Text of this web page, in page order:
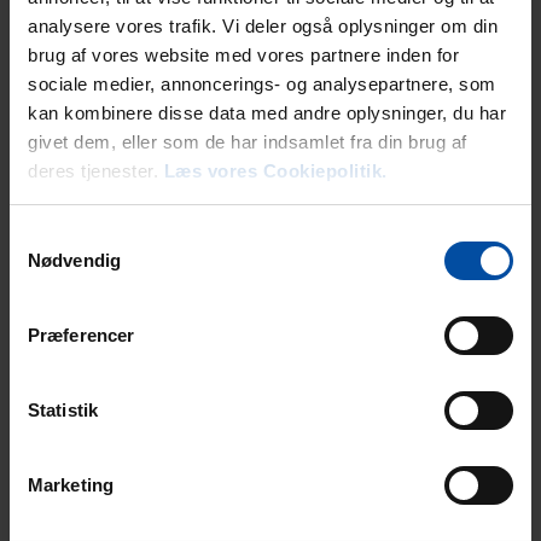
analysere vores trafik. Vi deler også oplysninger om din
brug af vores website med vores partnere inden for
sociale medier, annoncerings- og analysepartnere, som
kan kombinere disse data med andre oplysninger, du har
givet dem, eller som de har indsamlet fra din brug af
deres tjenester. Læs vores Cookiepolitik.
Nødvendig
Præferencer
Statistik
Marketing
Mietinformationen
Agentur
Ebeltoft Feriehusudlejning
Ankunft
(im Juni, Juli und August doch ab 16 Uhr) abgeholt werden.
Kommen Sie außerhalb unserer Öffnungszeiten, erhalten Sie
Zugangscode finden Sie auf der Buchungsbestätigung. Eine
persönliche Bedienung am 24.12., 25.12., 31.12. und 1.1. ist
Fjellerup und Bønnerup haben eine Schlüsselbox direkt am